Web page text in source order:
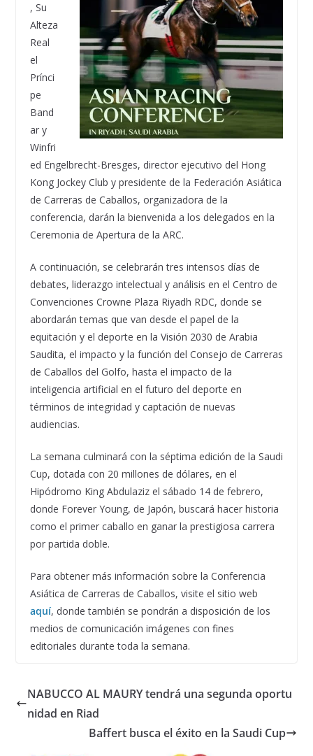
, Su
Alteza
Real
el
Prínci
pe
Band
ar y
Winfri
ed Engelbrecht-Bresges, director ejecutivo del Hong
Kong Jockey Club y presidente de la Federación Asiática
de Carreras de Caballos, organizadora de la
conferencia, darán la bienvenida a los delegados en la
Ceremonia de Apertura de la ARC.
A continuación, se celebrarán tres intensos días de
debates, liderazgo intelectual y análisis en el Centro de
Convenciones Crowne Plaza Riyadh RDC, donde se
abordarán temas que van desde el papel de la
equitación y el deporte en la Visión 2030 de Arabia
Saudita, el impacto y la función del Consejo de Carreras
de Caballos del Golfo, hasta el impacto de la
inteligencia artificial en el futuro del deporte en
términos de integridad y captación de nuevas
audiencias.
La semana culminará con la séptima edición de la Saudi
Cup, dotada con 20 millones de dólares, en el
Hipódromo King Abdulaziz el sábado 14 de febrero,
donde Forever Young, de Japón, buscará hacer historia
como el primer caballo en ganar la prestigiosa carrera
por partida doble.
Para obtener más información sobre la Conferencia
Asiática de Carreras de Caballos, visite el sitio web
aquí, donde también se pondrán a disposición de los
medios de comunicación imágenes con fines
editoriales durante toda la semana.
NABUCCO AL MAURY tendrá una segunda oportu
nidad en Riad
Baffert busca el éxito en la Saudi Cup